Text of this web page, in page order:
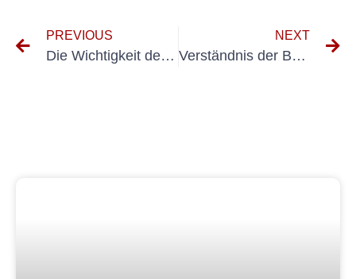
PREVIOUS
Die Wichtigkeit der regelmäßigen Überprüfung von elektrischen Geräten: Ein Leitfaden für die Türfliste Elektrische Geräte
NEXT
Verständnis der Bedeutung von prüfprotokoll 0100 600 für elektrische Tests